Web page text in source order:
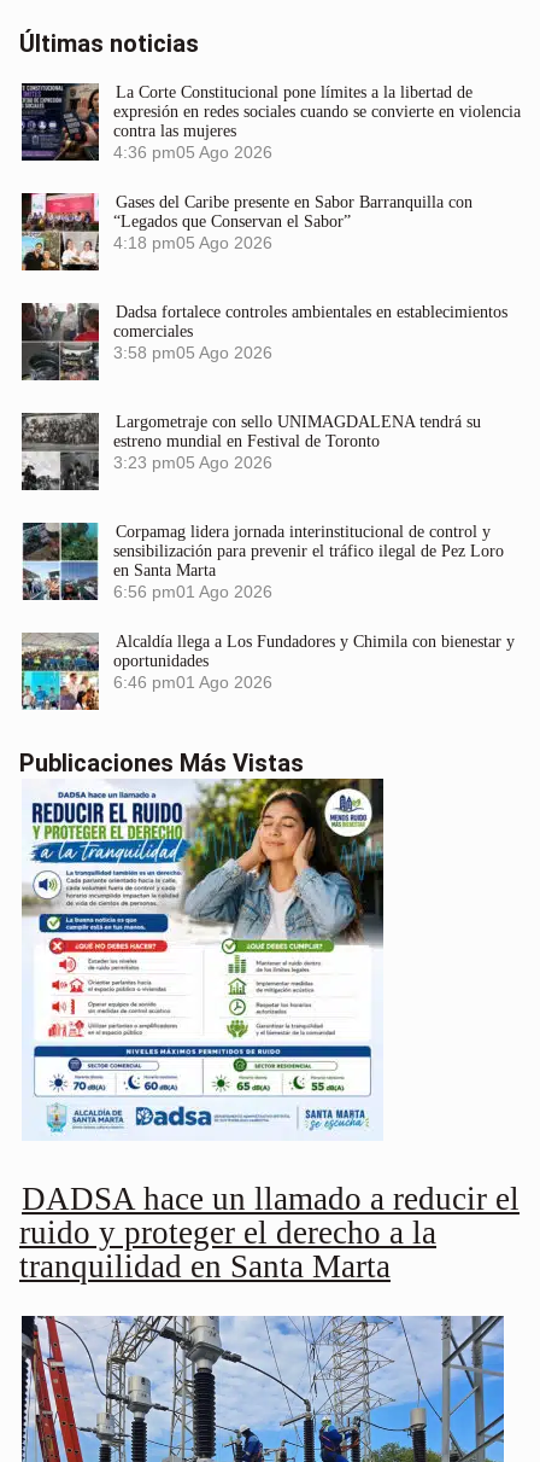
Últimas noticias
La Corte Constitucional pone límites a la libertad de
expresión en redes sociales cuando se convierte en violencia
contra las mujeres
4:36 pm05 Ago 2026
Gases del Caribe presente en Sabor Barranquilla con
“Legados que Conservan el Sabor”
4:18 pm05 Ago 2026
Dadsa fortalece controles ambientales en establecimientos
comerciales
3:58 pm05 Ago 2026
Largometraje con sello UNIMAGDALENA tendrá su
estreno mundial en Festival de Toronto
3:23 pm05 Ago 2026
Corpamag lidera jornada interinstitucional de control y
sensibilización para prevenir el tráfico ilegal de Pez Loro
en Santa Marta
6:56 pm01 Ago 2026
Alcaldía llega a Los Fundadores y Chimila con bienestar y
oportunidades
6:46 pm01 Ago 2026
Publicaciones Más Vistas
DADSA hace un llamado a reducir el
ruido y proteger el derecho a la
tranquilidad en Santa Marta